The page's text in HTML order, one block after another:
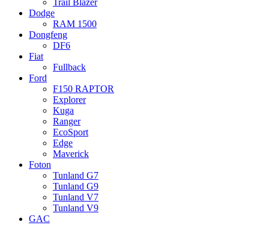
Dodge
RAM 1500
Dongfeng
DF6
Fiat
Fullback
Ford
F150 RAPTOR
Explorer
Kuga
Ranger
EcoSport
Edge
Maverick
Foton
Tunland G7
Tunland G9
Tunland V7
Tunland V9
GAC